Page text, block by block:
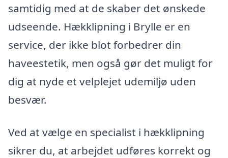
samtidig med at de skaber det ønskede
udseende. Hækklipning i Brylle er en
service, der ikke blot forbedrer din
haveestetik, men også gør det muligt for
dig at nyde et velplejet udemiljø uden
besvær.
Ved at vælge en specialist i hækklipning
sikrer du, at arbejdet udføres korrekt og